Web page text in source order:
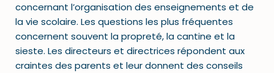
concernant l’organisation des enseignements et de
la vie scolaire. Les questions les plus fréquentes
concernent souvent la propreté, la cantine et la
sieste. Les directeurs et directrices répondent aux
craintes des parents et leur donnent des conseils